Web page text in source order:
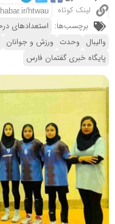
لینک کوتاه
برچسب‌ها: استعدادهای
والیبال وحدت ورزش و جوانان
پایگاه خبری گفتمان فارس